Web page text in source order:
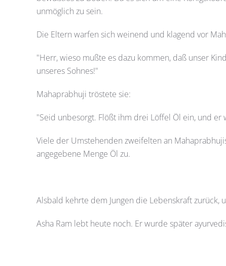
unmöglich zu sein.
Die Eltern warfen sich weinend und klagend vor
"Herr, wieso mußte es dazu kommen, daß unser
unseres Sohnes!"
Mahaprabhuji tröstete sie:
"Seid unbesorgt. Flößt ihm drei Löffel Öl ein, und
Viele der Umstehenden zweifelten an
angegebene Menge Öl zu.
Alsbald kehrte dem Jungen die Lebenskraft
Asha Ram lebt heute noch. Er wurde später